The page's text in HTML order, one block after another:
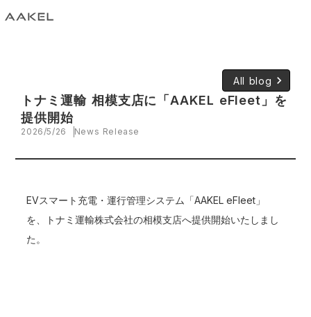
All blog keyboard_arrow_right
トナミ運輸 相模支店に「AAKEL eFleet」を
提供開始
2026/5/26 News Release
EVスマート充電・運行管理システム「AAKEL eFleet」
を、トナミ運輸株式会社の相模支店へ提供開始いたしまし
た。